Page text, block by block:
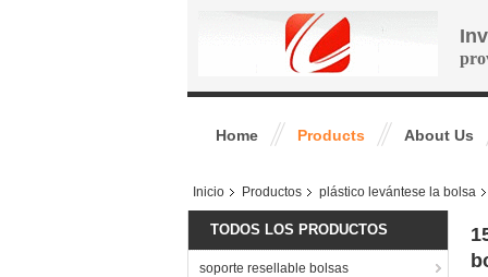
Home Products About Us
Inicio Productos plástico levántese la bolsa
TODOS LOS PRODUCTOS
soporte resellable bolsas